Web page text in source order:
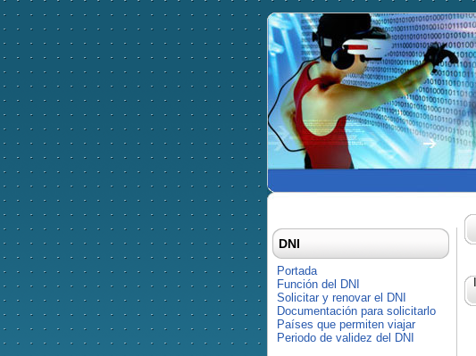
DNI
Portada
Función del DNI
Solicitar y renovar el DNI
Documentación para solicitarlo
Países que permiten viajar
Periodo de validez del DNI